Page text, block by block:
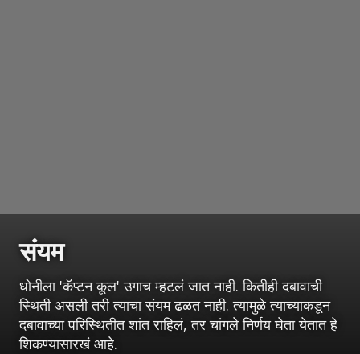
संयम
धोनीला 'कॅप्टन कूल' उगाच म्हटलं जात नाही. कितीही दबावाची
स्थिती असली तरी त्याचा संयम ढळत नाही. त्यामुळे त्याच्याकडून
दबावाच्या परिस्थितीत शांत राहिलं, तर चांगले निर्णय घेता येतात हे
शिकण्यासारखं आहे.